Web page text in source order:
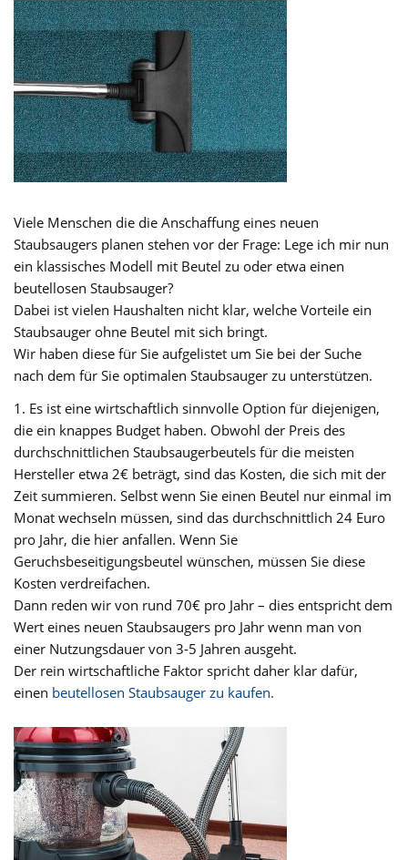
Viele Menschen die die Anschaffung eines neuen
Staubsaugers planen stehen vor der Frage: Lege ich mir nun
ein klassisches Modell mit Beutel zu oder etwa einen
beutellosen Staubsauger?
Dabei ist vielen Haushalten nicht klar, welche Vorteile ein
Staubsauger ohne Beutel mit sich bringt.
Wir haben diese für Sie aufgelistet um Sie bei der Suche
nach dem für Sie optimalen Staubsauger zu unterstützen.
1. Es ist eine wirtschaftlich sinnvolle Option für diejenigen,
die ein knappes Budget haben. Obwohl der Preis des
durchschnittlichen Staubsaugerbeutels für die meisten
Hersteller etwa 2€ beträgt, sind das Kosten, die sich mit der
Zeit summieren. Selbst wenn Sie einen Beutel nur einmal im
Monat wechseln müssen, sind das durchschnittlich 24 Euro
pro Jahr, die hier anfallen. Wenn Sie
Geruchsbeseitigungsbeutel wünschen, müssen Sie diese
Kosten verdreifachen.
Dann reden wir von rund 70€ pro Jahr – dies entspricht dem
Wert eines neuen Staubsaugers pro Jahr wenn man von
einer Nutzungsdauer von 3-5 Jahren ausgeht.
Der rein wirtschaftliche Faktor spricht daher klar dafür,
einen beutellosen Staubsauger zu kaufen.